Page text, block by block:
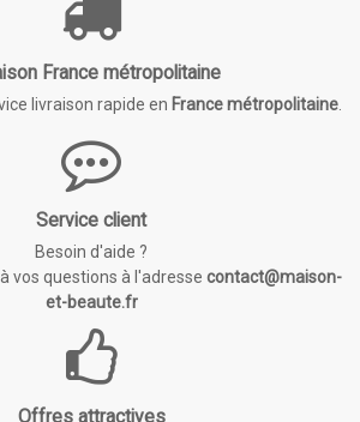
France métropolitaine
livraison rapide en France métropolitaine.
Service client
Besoin d'aide ?
vos questions à l'adresse contact@maison-
et-beaute.fr
Offres attractives